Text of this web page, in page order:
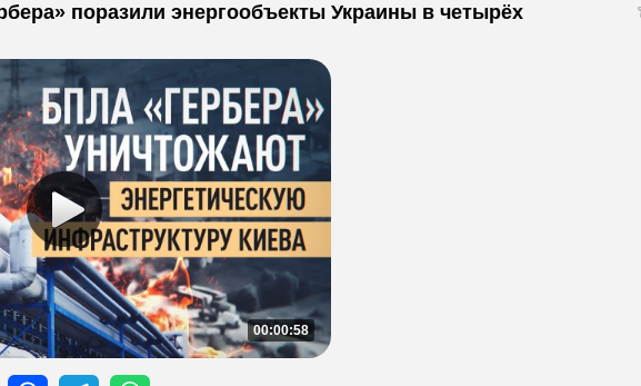
поразили энергообъекты Украины в четырёх
00:00:58